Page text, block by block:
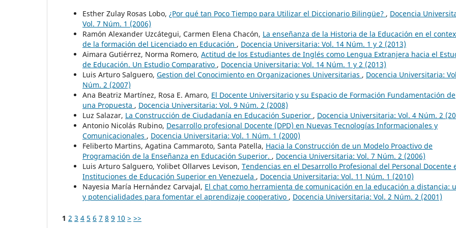
Esther Zulay Rosas Lobo, ¿Por qué tan Poco Tiempo para Utilizar el Diccionario Bilingüe? , Docencia
Vol. 7 Núm. 1 (2006)
Ramón Alexander Uzcátegui, Carmen Elena Chacón, La enseñanza de la Historia de la Educación en el
de la formación del Licenciado en Educación , Docencia Universitaria: Vol. 14 Núm. 1 y 2 (2013)
Aimara Gutiérrez, Norma Romero, Actitud de los Estudiantes de Inglés como Lengua Extranjera hacia el
de Educación. Un Estudio Comparativo , Docencia Universitaria: Vol. 14 Núm. 1 y 2 (2013)
Luis Arturo Salguero, Gestion del Conocimiento en Organizaciones Universitarias , Docencia Universitaria:
Núm. 2 (2007)
Ana Beatriz Martínez, Rosa E. Amaro, El Docente Universitario y su Espacio de Formación Fundamentación de
una Propuesta , Docencia Universitaria: Vol. 9 Núm. 2 (2008)
Luz Salazar, La Construcción de Ciudadanía en Educación Superior , Docencia Universitaria: Vol. 4 Núm. 2
Antonio Nicolás Rubino, Desarrollo profesional Docente (DPD) en Nuevas Tecnologías Informacionales y
Comunicacionales , Docencia Universitaria: Vol. 1 Núm. 1 (2000)
Feliberto Martins, Agatina Cammaroto, Santa Patella, Hacia la Construcción de un Modelo Proactivo de
Programación de la Enseñanza en Educación Superior. , Docencia Universitaria: Vol. 7 Núm. 2 (2006)
Luis Arturo Salguero, Yolibet Ollarves Levison, Tendencias en el Desarrollo Profesional del Personal Docente
Instituciones de Educación Superior en Venezuela , Docencia Universitaria: Vol. 11 Núm. 1 (2010)
Nayesia María Hernández Carvajal, El chat como herramienta de comunicación en la educación a distancia:
y potencialidades para fomentar el aprendizaje cooperativo , Docencia Universitaria: Vol. 2 Núm. 2 (2001)
1 2 3 4 5 6 7 8 9 10 > >>